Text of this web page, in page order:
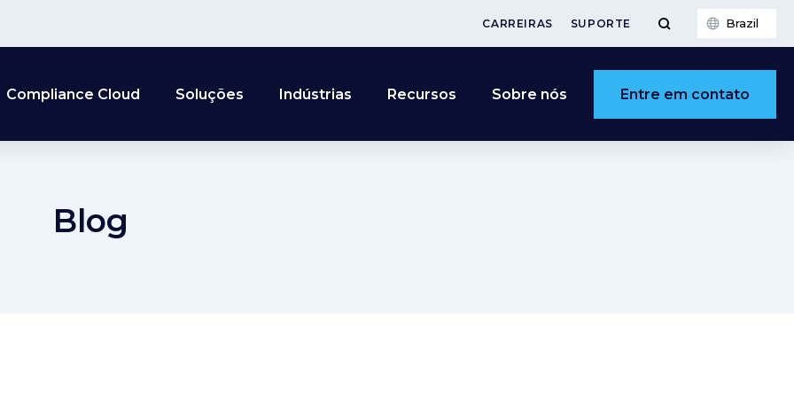
CARREIRAS SUPORTE Brazil
Compliance Cloud Soluções Indústrias Recursos Sobre nós Entre em contato
Blog